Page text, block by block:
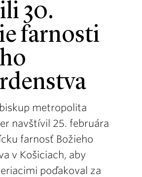
30.
farnosti
metropolita
navštívil 25. februára
farnosť Božieho
v Košiciach, aby
poďakoval za